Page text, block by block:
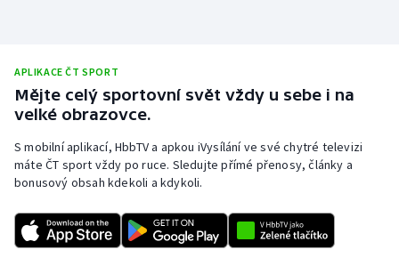
Lezení
Lyže a snowboard
Moderní pětiboj
Motorsport
Olympijské hry
APLIKACE ČT SPORT
Mějte celý sportovní svět vždy u sebe i na
velké obrazovce.
S mobilní aplikací, HbbTV a apkou iVysílání ve své chytré televizi
máte ČT sport vždy po ruce. Sledujte přímé přenosy, články a
bonusový obsah kdekoli a kdykoli.